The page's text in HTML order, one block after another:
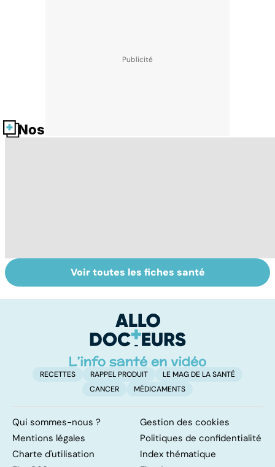
Nos fiches santé
Grand froid : nos
conseils
Perturbateurs
endocriniens :
notre santé
Voir toutes les fiches santé
RECETTES RAPPEL PRODUIT
LE MAG DE LA SANTÉ
CANCER
MÉDICAMENTS
Qui sommes-nous ?
Gestion des cookies
Mentions légales
Politiques de confidentialité
Charte d'utilisation
Index thématique